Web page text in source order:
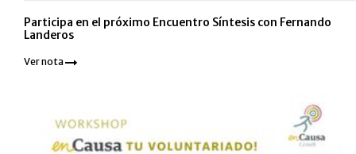
Participa en el próximo Encuentro Síntesis con Fernando
Landeros
Ver nota